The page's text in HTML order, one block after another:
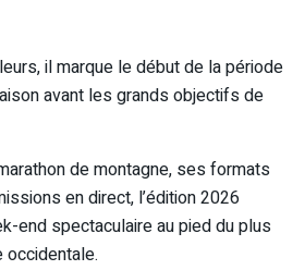
il marque le début de la période
avant les grands objectifs de
de montagne, ses formats
en direct, l’édition 2026
end spectaculaire au pied du plus
occidentale.